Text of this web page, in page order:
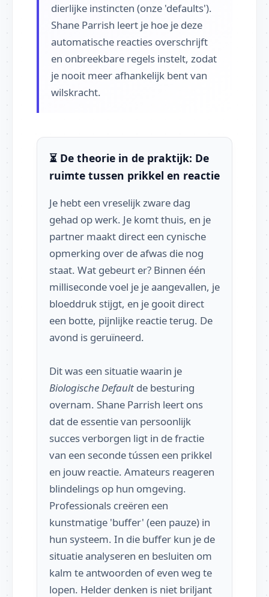
dierlijke instincten (onze 'defaults').
Shane Parrish leert je hoe je deze
automatische reacties overschrijft
en onbreekbare regels instelt, zodat
je nooit meer afhankelijk bent van
wilskracht.
⏳ De theorie in de praktijk: De
ruimte tussen prikkel en reactie
Je hebt een vreselijk zware dag
gehad op werk. Je komt thuis, en je
partner maakt direct een cynische
opmerking over de afwas die nog
staat. Wat gebeurt er? Binnen één
milliseconde voel je je aangevallen, je
bloeddruk stijgt, en je gooit direct
een botte, pijnlijke reactie terug. De
avond is geruïneerd.
Dit was een situatie waarin je
Biologische Default de besturing
overnam. Shane Parrish leert ons
dat de essentie van persoonlijk
succes verborgen ligt in de fractie
van een seconde tússen een prikkel
en jouw reactie. Amateurs reageren
blindelings op hun omgeving.
Professionals creëren een
kunstmatige 'buffer' (een pauze) in
hun systeem. In die buffer kun je de
situatie analyseren en besluiten om
kalm te antwoorden of even weg te
lopen. Helder denken is niet briljant